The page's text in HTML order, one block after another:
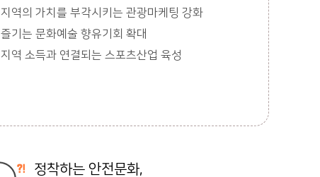
지역의 가치를 부각시키는 관광마케팅 강화
즐기는 문화예술 향유기회 확대
지역 소득과 연결되는 스포츠산업 육성
정착하는 안전문화,